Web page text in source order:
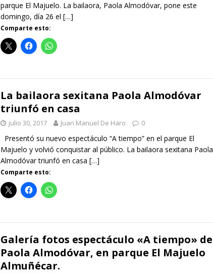
parque El Majuelo. La bailaora, Paola Almodóvar, pone este
domingo, día 26 el […]
Comparte esto:
La bailaora sexitana Paola Almodóvar
triunfó en casa
julio 30, 2017 Juan Manuel De Haro 0
Presentó su nuevo espectáculo “A tiempo” en el parque El
Majuelo y volvió conquistar al público. La bailaora sexitana Paola
Almodóvar triunfó en casa […]
Comparte esto:
Galería fotos espectáculo «A tiempo» de
Paola Almodóvar, en parque El Majuelo
Almuñécar.